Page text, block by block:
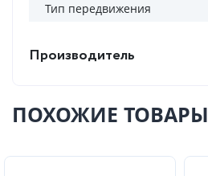
Тип передвижения
Производитель
ПОХОЖИЕ ТОВАРЫ